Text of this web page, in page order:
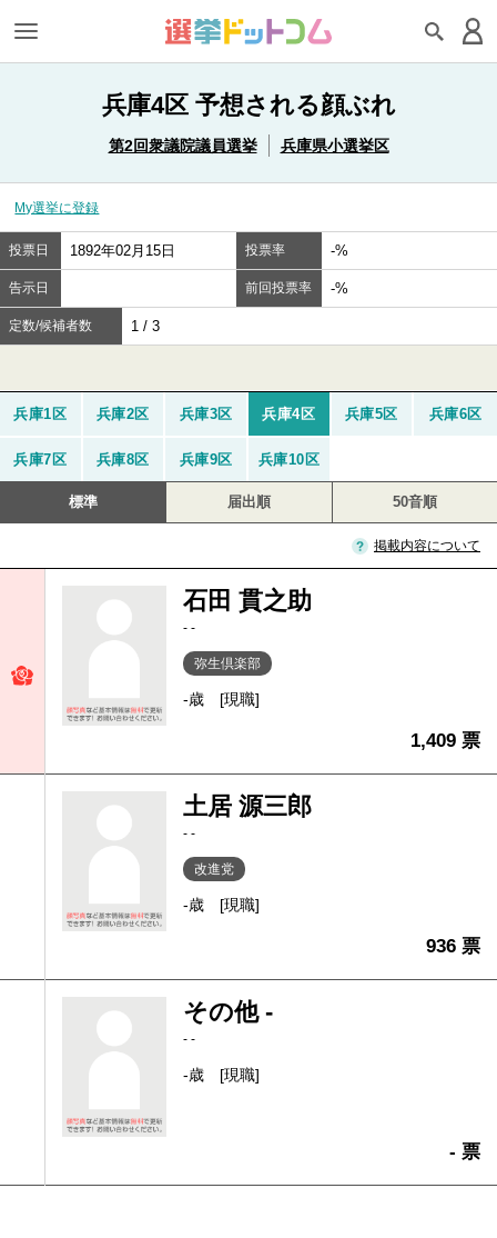
兵庫4区 予想される顔ぶれ
第2回衆議院議員選挙 兵庫県小選挙区
My選挙に登録
投票日 1892年02月15日 投票率 -%
告示日 前回投票率 -%
定数/候補者数 1 / 3
兵庫1区 兵庫2区 兵庫3区 兵庫4区 兵庫5区 兵庫6区
兵庫7区 兵庫8区 兵庫9区 兵庫10区
標準 届出順 50音順
掲載内容について
石田 貫之助
- -
弥生倶楽部
-歳 [現職]
1,409 票
土居 源三郎
- -
改進党
-歳 [現職]
936 票
その他 -
- -
-歳 [現職]
- 票